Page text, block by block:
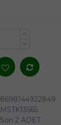
+
8698144922849
MSTK13565
Son 2 ADET